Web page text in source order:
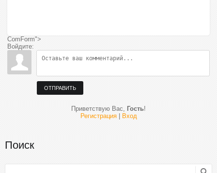
ComForm">
Войдите:
ОТПРАВИТЬ
Приветствую Вас, Гость!
Регистрация| Вход
Поиск